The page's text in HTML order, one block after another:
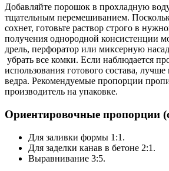
Добавляйте порошок в прохладную
тщательным перемешиванием.
сохнет, готовьте раствор строго в
получения однородной консистенции
дрель, перфоратор или миксерную
убрать все комки. Если наблюдается
использования готового состава,
ведра. Рекомендуемые пропорции
производитель на упаковке.
Ориентировочные пропорции
Для заливки формы 1:1.
Для заделки канав в бетоне 2:1.
Выравнивание 3:5.